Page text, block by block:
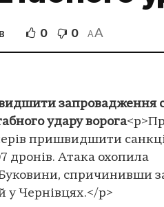
0 0 AA
запровадження
удару ворога
пришвидшити
дронів. Атака охопила
спричинивши
у Чернівцях.</p>